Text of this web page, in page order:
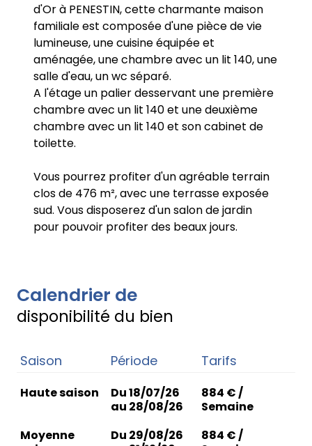
d'Or à PENESTIN, cette charmante maison
familiale est composée d'une pièce de vie
lumineuse, une cuisine équipée et
aménagée, une chambre avec un lit 140, une
salle d'eau, un wc séparé.
A l'étage un palier desservant une première
chambre avec un lit 140 et une deuxième
chambre avec un lit 140 et son cabinet de
toilette.
Vous pourrez profiter d'un agréable terrain
clos de 476 m², avec une terrasse exposée
sud. Vous disposerez d'un salon de jardin
pour pouvoir profiter des beaux jours.
Calendrier de
disponibilité du bien
Saison Période Tarifs
Haute saison
Du 18/07/26
au 28/08/26
884 € /
Semaine
Moyenne
Du 29/08/26
884 € /